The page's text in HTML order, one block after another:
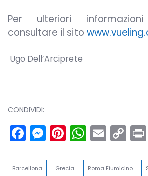
Per ulteriori
consultare il sito
Ugo Dell’Arciprete
CONDIVIDI:
Facebook
Messenger
Pinterest
Email
Link
Barcellona Grecia Roma Fiumicino